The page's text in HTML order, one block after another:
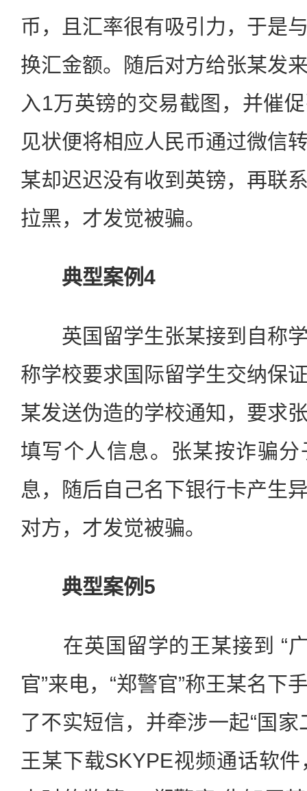
币，且汇率很有吸引力，于是
换汇金额。随后对方给张某发
入1万英镑的交易截图，并催
见状便将相应人民币通过微信
某却迟迟没有收到英镑，再联
拉黑，才发觉被骗。
典型案例4
英国留学生张某接到自称学
称学校要求国际留学生交纳保
某发送伪造的学校通知，要求
填写个人信息。张某按诈骗
息，随后自己名下银行卡产生
对方，才发觉被骗。
典型案例5
在英国留学的王某接到 “广
官”来电，“郑警官”称王某名下
了不实短信，并牵涉一起“国
王某下载SKYPE视频通话软